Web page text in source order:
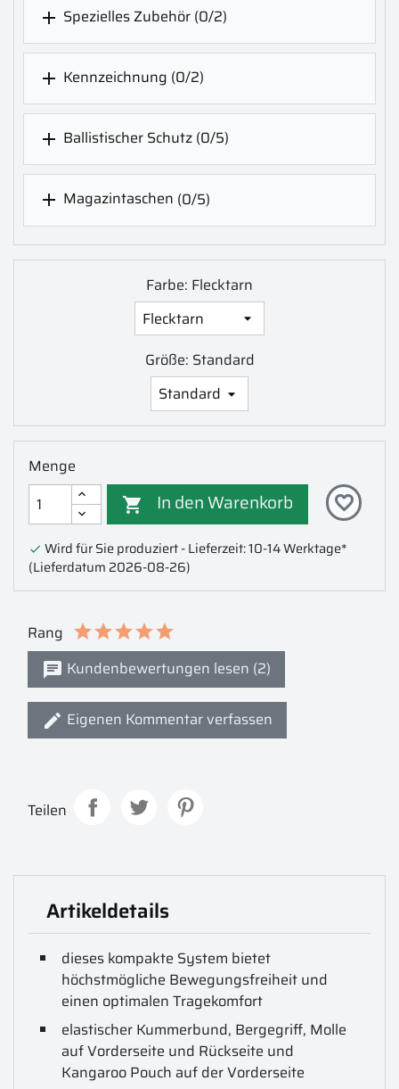
 Spezielles Zubehör (0/2)
 Kennzeichnung (0/2)
 Ballistischer Schutz (0/5)
 Magazintaschen (0/5)
Farbe: Flecktarn
Größe: Standard
Menge
 In den Warenkorb favorite_border
 Wird für Sie produziert - Lieferzeit: 10-14 Werktage*
(Lieferdatum 2026-08-26)
Rang
Kundenbewertungen lesen (2)
Eigenen Kommentar verfassen
Teilen
Artikeldetails
dieses kompakte System bietet
höchstmögliche Bewegungsfreiheit und
einen optimalen Tragekomfort
elastischer Kummerbund, Bergegriff, Molle
auf Vorderseite und Rückseite und
Kangaroo Pouch auf der Vorderseite